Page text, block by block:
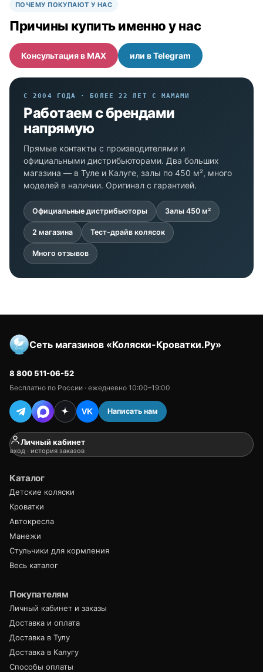
ПОЧЕМУ ПОКУПАЮТ У НАС
Причины купить именно у нас
Консультация в MAX или в Telegram
С 2004 ГОДА · БОЛЕЕ 22 ЛЕТ С МАМАМИ
Работаем с брендами
напрямую
Прямые контакты с производителями и
официальными дистрибьюторами. Два больших
магазина — в Туле и Калуге, залы по 450 м², много
моделей в наличии. Оригинал с гарантией.
Официальные дистрибьюторы Залы 450 м²
2 магазина Тест-драйв колясок
Много отзывов
Сеть магазинов «Коляски-Кроватки.Ру»
8 800 511-06-52
Бесплатно по России · ежедневно 10:00–19:00
VK Написать нам
Личный кабинет
вход · история заказов
Каталог
Детские коляски
Кроватки
Автокресла
Манежи
Стульчики для кормления
Весь каталог
Покупателям
Личный кабинет и заказы
Доставка и оплата
Доставка в Тулу
Доставка в Калугу
Способы оплаты